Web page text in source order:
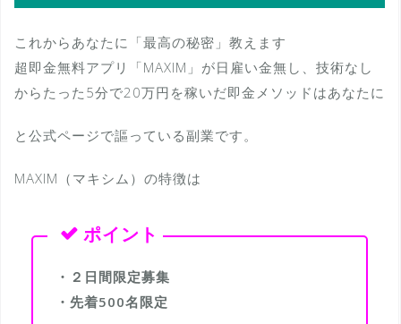
これからあなたに「最高の秘密」教えます
超即金無料アプリ「MAXIM」が日雇い金無し、技術なし
からたった5分で20万円を稼いだ即金メソッドはあなたに
と公式ページで謳っている副業です。
MAXIM（マキシム）の特徴は
・２日間限定募集
・先着500名限定